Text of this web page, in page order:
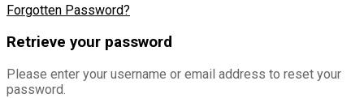
Forgotten Password?
Retrieve your password
Please enter your username or email address to reset your
password.